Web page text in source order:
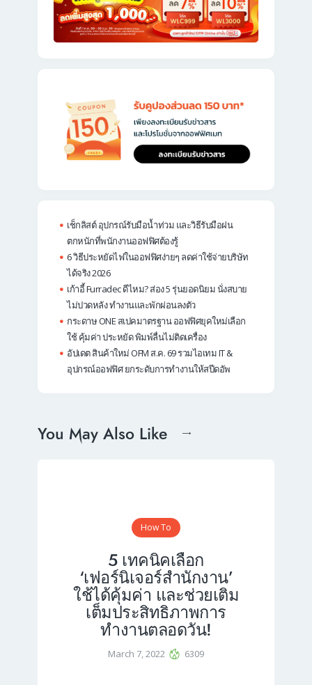
เช็กลิสต์ อุปกรณ์รับมือน้ำท่วม และวิธีรับมือฝน
ตกหนักที่พนักงานออฟฟิศต้องรู้
6 วิธีประหยัดไฟในออฟฟิศง่ายๆ ลดค่าใช้จ่ายบริษัท
ได้จริง 2026
เก้าอี้ Furradec ดีไหม? ส่อง 5 รุ่นยอดนิยม นั่งสบาย
ไม่ปวดหลัง ทำงานและพักผ่อนลงตัว
กระดาษ ONE สเปคมาตรฐาน ออฟฟิศยุคใหม่เลือก
ใช้ คุ้มค่า ประหยัด พิมพ์ลื่นไม่ติดเครื่อง
อัปเดต สินค้าใหม่ OFM ส.ค. 69 รวมไอเทม IT &
อุปกรณ์ออฟฟิศ ยกระดับการทำงานให้สปีดอัพ
You May Also Like
How To
5 เทคนิคเลือก
‘เฟอร์นิเจอร์สำนักงาน’
ใช้ได้คุ้มค่า และช่วยเติม
เต็มประสิทธิภาพการ
ทำงานตลอดวัน!
March 7, 2022 6309